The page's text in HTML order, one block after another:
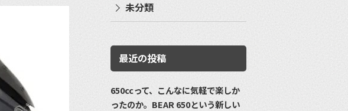
未分類
最近の投稿
650ccって、こんなに気軽で楽しか
ったのか。BEAR 650という新しい